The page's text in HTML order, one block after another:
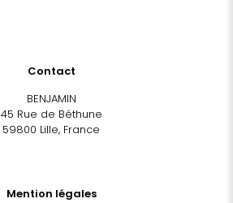
Contact
BENJAMIN
45 Rue de Béthune
59800 Lille, France
Mention légales